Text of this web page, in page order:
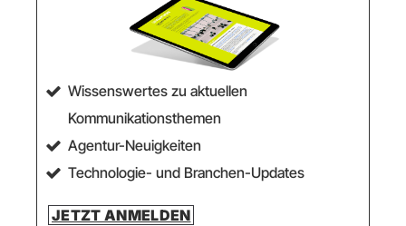
Wissenswertes zu aktuellen
Kommunikationsthemen
Agentur-Neuigkeiten
Technologie- und Branchen-Updates
JETZT ANMELDEN